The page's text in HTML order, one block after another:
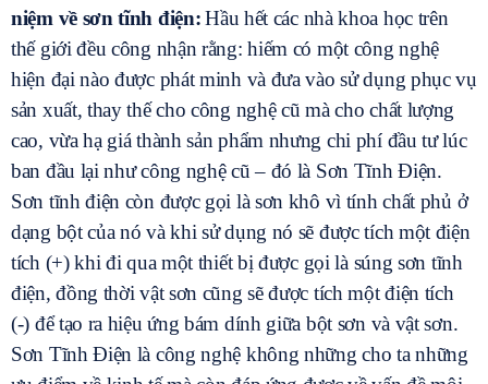
niệm về sơn tĩnh điện:Hầu hết các nhà khoa học trên
thế giới đều công nhận rằng: hiếm có một công nghệ
hiện đại nào được phát minh và đưa vào sử dụng phục vụ
sản xuất, thay thế cho công nghệ cũ mà cho chất lượng
cao, vừa hạ giá thành sản phẩm nhưng chi phí đầu tư lúc
ban đầu lại như công nghệ cũ – đó là Sơn Tĩnh Điện.
Sơn tĩnh điện còn được gọi là sơn khô vì tính chất phủ ở
dạng bột của nó và khi sử dụng nó sẽ được tích một điện
tích (+) khi đi qua một thiết bị được gọi là súng sơn tĩnh
điện, đồng thời vật sơn cũng sẽ được tích một điện tích
(-) để tạo ra hiệu ứng bám dính giữa bột sơn và vật sơn.
Sơn Tĩnh Điện là công nghệ không những cho ta những